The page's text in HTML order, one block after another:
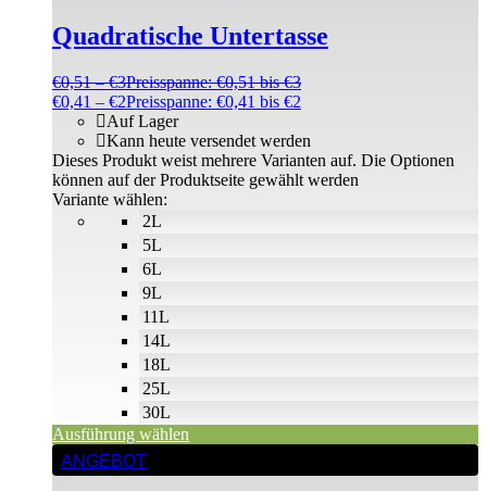
Quadratische Untertasse
€0,51 –€3Preisspanne: €0,51 bis €3
€0,41 – €2Preisspanne: €0,41 bis €2
2L
5L
6L
9L
11L
14L
18L
25L
30L
Auf Lager
Kann heute versendet werden
Variante wählen:
Ausführung wählen
Dieses Produkt weist mehrere Varianten auf. Die Optionen
können auf der Produktseite gewählt werden
ANGEBOT